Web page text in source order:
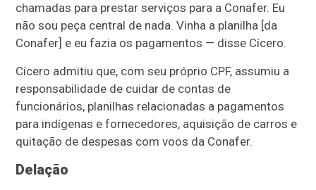
chamadas para prestar serviços para a Conafer. Eu
não sou peça central de nada. Vinha a planilha [da
Conafer] e eu fazia os pagamentos — disse Cícero.
Cícero admitiu que, com seu próprio CPF, assumiu a
responsabilidade de cuidar de contas de
funcionários, planilhas relacionadas a pagamentos
para indígenas e fornecedores, aquisição de carros e
quitação de despesas com voos da Conafer.
Delação